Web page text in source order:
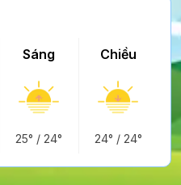
Sáng
25° /24°
Chiều
24° / 24°